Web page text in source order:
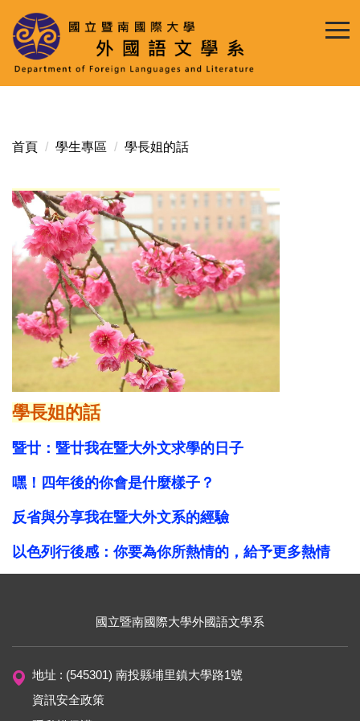
到
主
要
內
首頁
學生專區 學長姐的話
學長姐的話
暨廿：暨廿我在暨大外文求學的日子
嘿！四年後的你會是什麼樣子？
反省與分享我在暨大外文系的經驗
以色列行後感：你要為你所熱情的，給予更多熱情
國立暨南國際大學外國語文學系
地址 : (545301) 南投縣埔里鎮大學路1號
資訊安全政策